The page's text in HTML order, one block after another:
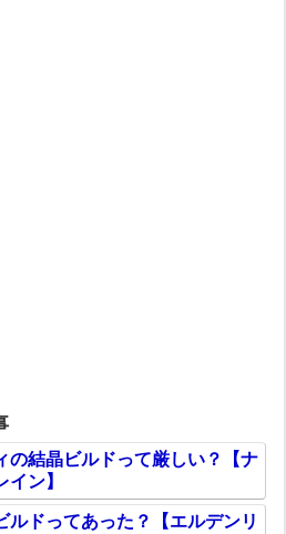
の結晶ビルドって厳しい？【ナ
イン】
ルドってあった？【エルデンリ